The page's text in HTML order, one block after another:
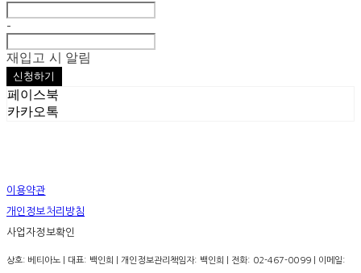
-
재입고 시 알림
신청하기
페이스북
카카오톡
이용약관
개인정보처리방침
사업자정보확인
상호: 베티아노 | 대표: 백인희 | 개인정보관리책임자: 백인희 | 전화: 02-467-0099 | 이메일: